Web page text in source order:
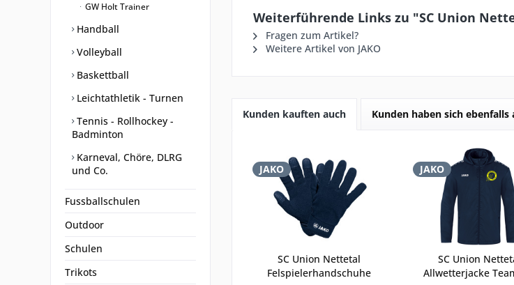
GW Holt Trainer
Handball
Volleyball
Baskettball
Leichtathletik - Turnen
Tennis - Rollhockey -
Badminton
Karneval, Chöre, DLRG
und Co.
Fussballschulen
Outdoor
Schulen
Trikots
Weiterführende Links zu "SC Union
Fragen zum Artikel?
Weitere Artikel von JAKO
Kunden kauften auch Kunden haben sich ebenfalls
JAKO
SC Union Nettetal
Felspielerhandschuhe
JAKO
SC Union
Allwetterjacke